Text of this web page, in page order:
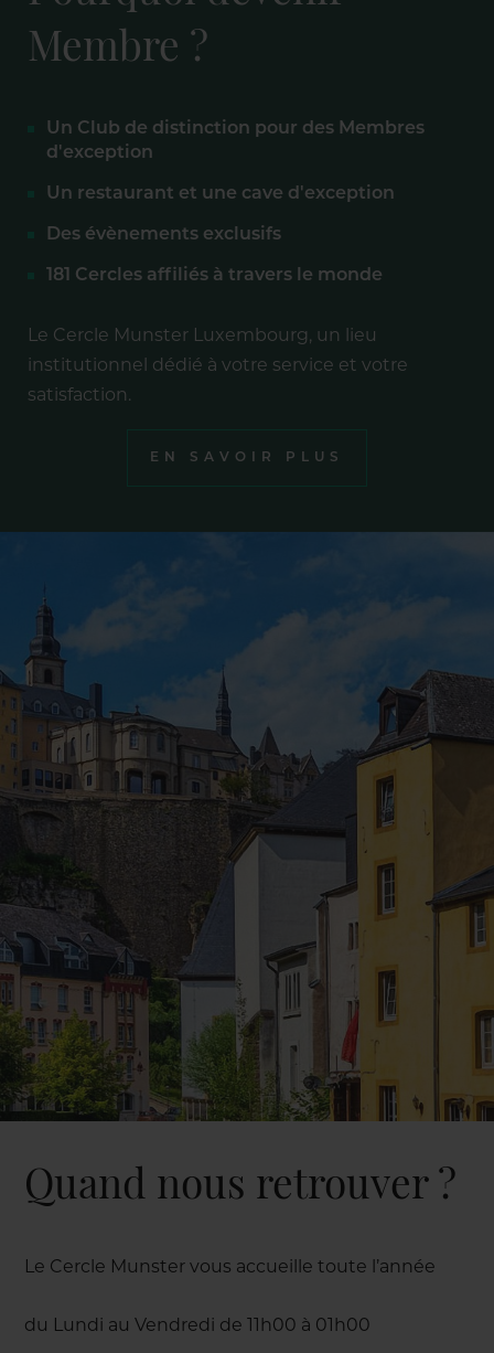
Membre ?
Un Club de distinction pour des Membres
d'exception
Un restaurant et une cave d'exception
Des évènements exclusifs
181 Cercles affiliés à travers le monde
Le Cercle Munster Luxembourg, un lieu
institutionnel dédié à votre service et votre
satisfaction.
EN SAVOIR PLUS
Quand nous retrouver ?
Le Cercle Munster vous accueille toute l’année
du Lundi au Vendredi de 11h00 à 01h00